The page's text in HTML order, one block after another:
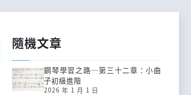
隨機文章
鋼琴學習之路─第三十二章：小曲
子初級進階
2026 年 1 月 1 日